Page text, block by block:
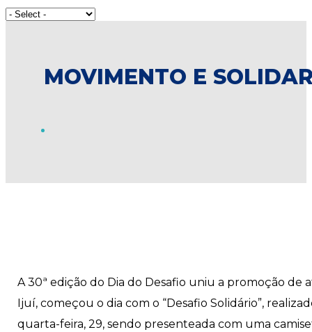
MOVIMENTO E
A 30ª edição do Dia do Desafio uniu a promoção de
Ijuí, começou o dia com o “Desafio Solidário”,
quarta-feira, 29, sendo presenteada com uma